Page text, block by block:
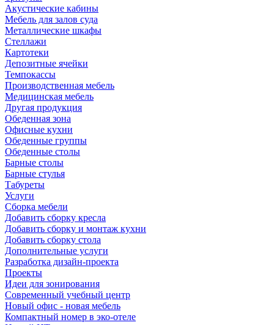
Акустические кабины
Мебель для залов суда
Металлические шкафы
Стеллажи
Картотеки
Депозитные ячейки
Темпокассы
Производственная мебель
Медицинская мебель
Другая продукция
Обеденная зона
Офисные кухни
Обеденные группы
Обеденные столы
Барные столы
Барные стулья
Табуреты
Услуги
Сборка мебели
Добавить сборку кресла
Добавить сборку и монтаж кухни
Добавить сборку стола
Дополнительные услуги
Разработка дизайн-проекта
Проекты
Идеи для зонирования
Современный учебный центр
Новый офис - новая мебель
Компактный номер в эко-отеле